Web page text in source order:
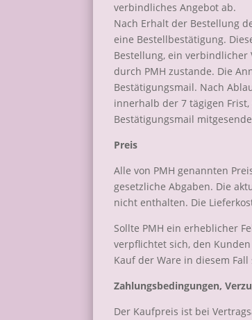
verbindliches Angebot ab.
Nach Erhalt der Bestellung
eine Bestellbestätigung.
Bestellung, ein
durch PMH zustande. Die
Bestätigungsmail. Nach
innerhalb der 7 tägigen
Bestätigungsmail
Preis
Alle von PMH genannten
gesetzliche Abgaben. Die
nicht enthalten. Die
Sollte PMH ein erheblicher
verpflichtet sich, den
Kauf der Ware in diesem
Zahlungsbedingungen,
Der Kaufpreis ist bei